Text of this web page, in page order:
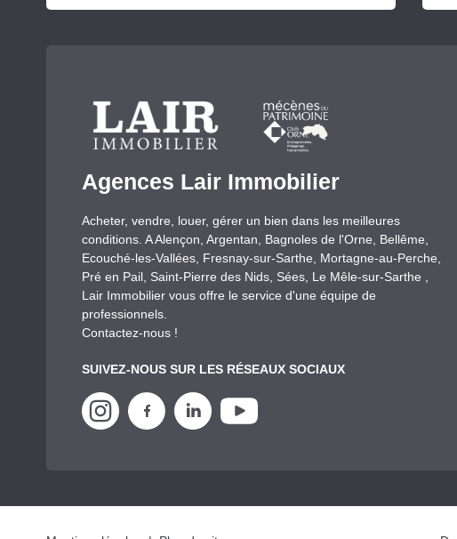
Agences Lair Immobilier
Acheter, vendre, louer, gérer un bien dans les meilleures
conditions. A Alençon, Argentan, Bagnoles de l'Orne, Bellême,
Ecouché-les-Vallées, Fresnay-sur-Sarthe, Mortagne-au-Perche,
Pré en Pail, Saint-Pierre des Nids, Sées, Le Mêle-sur-Sarthe ,
Lair Immobilier vous offre le service d'une équipe de
professionnels.
Contactez-nous !
SUIVEZ-NOUS SUR LES RÉSEAUX SOCIAUX